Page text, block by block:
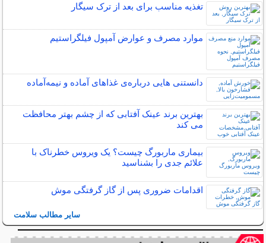
تغذیه مناسب برای بعد از ترک سیگار
موارد مصرف و عوارض آمپول فیلگراستیم
دانستنی هایی درباره‌ی غذاهای آماده و نیمه‌آماده
بهترین برند عینک آفتابی که از چشم بهتر محافظت
می کند
بیماری ماربورگ چیست؟ یک ویروس خطرناک با
علائم جدی را بشناسید
اقدامات ضروری پس از گاز گرفتگی موش
سایر مطالب سلامت